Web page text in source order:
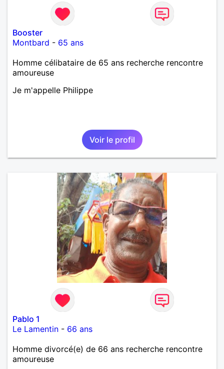
Booster
Montbard - 65 ans
Homme célibataire de 65 ans recherche rencontre
amoureuse
Je m'appelle Philippe
Voir le profil
Pablo 1
Le Lamentin - 66 ans
Homme divorcé(e) de 66 ans recherche rencontre
amoureuse